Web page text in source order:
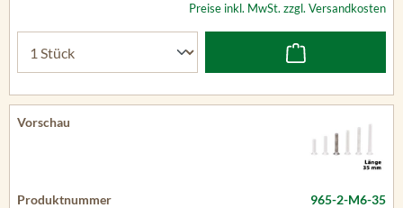
Preise inkl. MwSt. zzgl. Versandkosten
965-2-M6-35